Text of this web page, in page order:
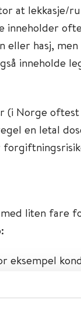
at lekkasje/
inneholder
eller hasj,
inneholde
(i Norge
en letal
liten fare
eksempel
spesielt i